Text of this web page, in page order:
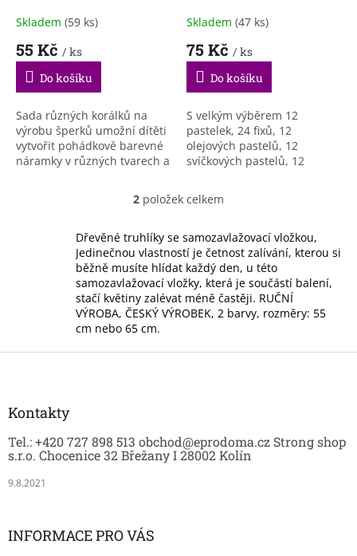
Skladem (59 ks)
55 Kč / ks
Do košíku
Sada různých korálků na
výrobu šperků umožní dítěti
vytvořit pohádkově barevné
náramky v různých tvarech a
obsahuje 11 různých druhů
Skladem (47 ks)
75 Kč / ks
Do košíku
S velkým výběrem 12
pastelek, 24 fixů, 12
olejových pastelů, 12
svíčkových pastelů, 12
houby, tužky, nůžkami,
ořezávátkem, lepidlem,
O
l
á
d
a
c
í
v
p
i
s
2 položek celkem
Dřevěné truhlíky se samozavlažovací vložkou,
Jedinečnou vlastností je četnost zalívání, kterou si
běžně musíte hlídat každý den, u této
samozavlažovací vložky, která je součástí balení,
stačí květiny zalévat méně častěji. RUČNÍ
VÝROBA, ČESKÝ VÝROBEK, 2 barvy, rozměry: 55
cm nebo 65 cm.
Kontakty
Tel.: +420 727 898 513 obchod@eprodoma.cz Strong shop
s.r.o. Chocenice 32 Břežany I 28002 Kolín
9.8.2021
INFORMACE PRO VÁS